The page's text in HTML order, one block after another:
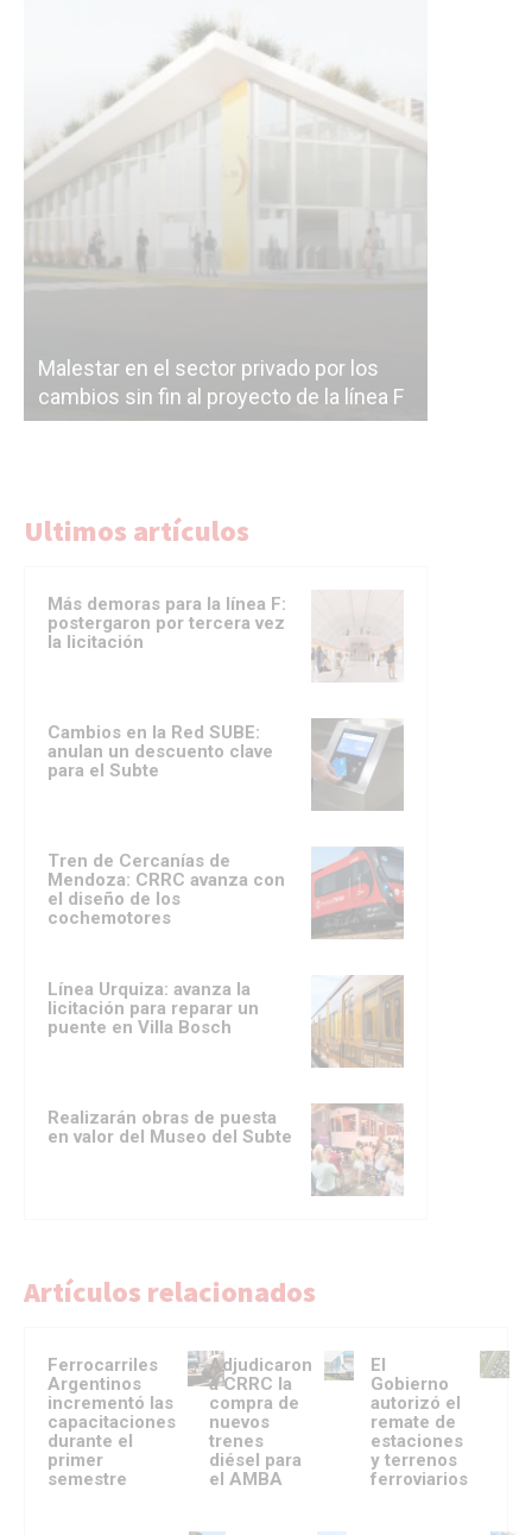
Malestar en el sector privado por los
cambios sin fin al proyecto de la línea F
Ultimos artículos
Más demoras para la línea F:
postergaron por tercera vez
la licitación
Cambios en la Red SUBE:
anulan un descuento clave
para el Subte
Tren de Cercanías de
Mendoza: CRRC avanza con
el diseño de los
cochemotores
Línea Urquiza: avanza la
licitación para reparar un
puente en Villa Bosch
Realizarán obras de puesta
en valor del Museo del Subte
Artículos relacionados
Ferrocarriles
Argentinos
incrementó las
capacitaciones
durante el
primer
semestre
Adjudicaron
a CRRC la
compra de
nuevos
trenes
diésel para
el AMBA
El
Gobierno
autorizó el
remate de
estaciones
y terrenos
ferroviarios